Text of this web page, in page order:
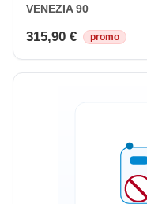
VENEZIA 90
315,90 € promo